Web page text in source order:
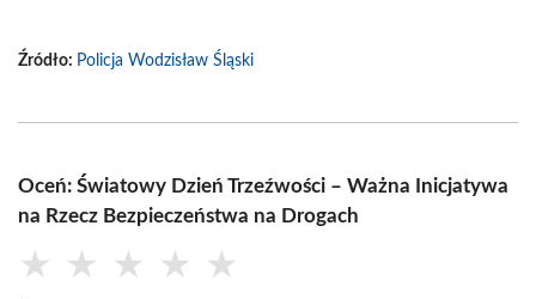
Źródło: Policja Wodzisław Śląski
Oceń: Światowy Dzień Trzeźwości – Ważna Inicjatywa
na Rzecz Bezpieczeństwa na Drogach
★ ★ ★ ★ ★